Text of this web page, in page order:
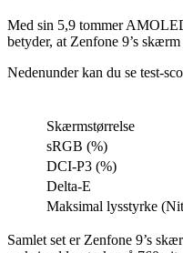
Med sin 5,9 tommer
betyder, at Zenfone 9’s
Nedenunder kan du se test-
Skærmstørrelse
sRGB (%)
DCI-P3 (%)
Delta-E
Maksimal lysstyrke
Samlet set er Zenfone 9’s